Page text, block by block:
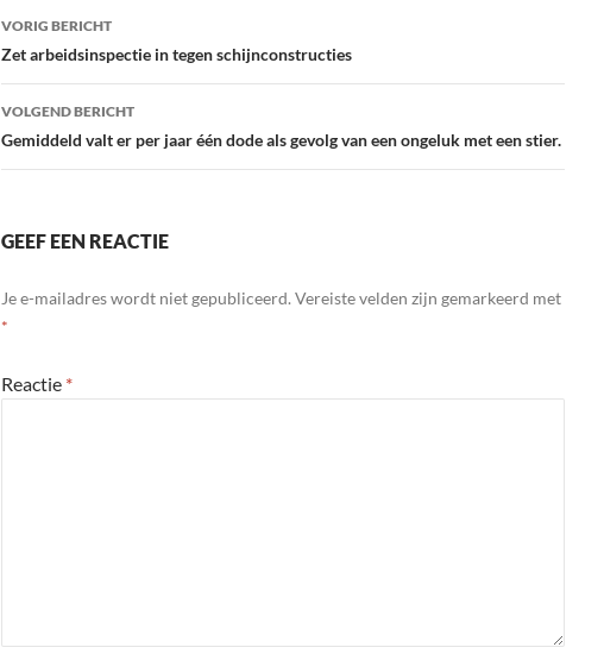
Bericht
navigatie
VORIG BERICHT
Zet arbeidsinspectie in tegen schijnconstructies
VOLGEND BERICHT
Gemiddeld valt er per jaar één dode als gevolg van een ongeluk met een stier.
GEEF EEN REACTIE
Je e-mailadres wordt niet gepubliceerd. Vereiste velden zijn gemarkeerd met
*
Reactie *